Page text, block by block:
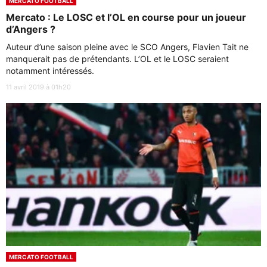
Mercato : Le LOSC et l’OL en course pour un joueur
d’Angers ?
Auteur d’une saison pleine avec le SCO Angers, Flavien Tait ne
manquerait pas de prétendants. L’OL et le LOSC seraient
notamment intéressés.
11 avril 2019 à 01h20
MERCATO FOOTBALL